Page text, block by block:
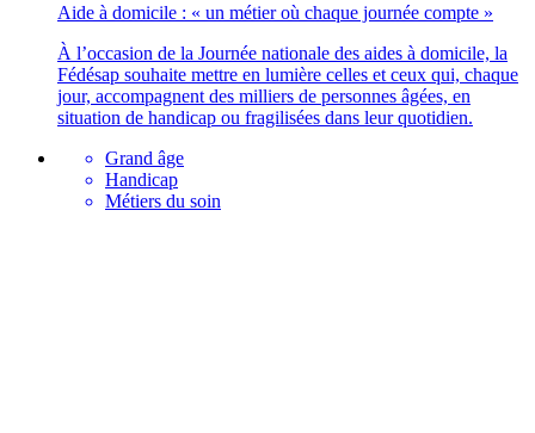
Aide à domicile : « un métier où chaque journée compte »
À l’occasion de la Journée nationale des aides à domicile, la
Fédésap souhaite mettre en lumière celles et ceux qui, chaque
jour, accompagnent des milliers de personnes âgées, en
situation de handicap ou fragilisées dans leur quotidien.
Grand âge
Handicap
Métiers du soin